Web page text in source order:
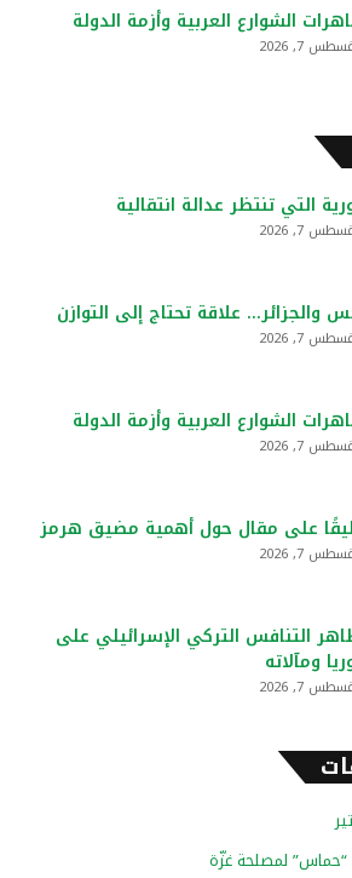
الشوارع العربية وأزمة الدولة
7, 2026
التي تنتظر عدالة انتقالية
7, 2026
والجزائر… علاقة تحتاج إلى التوازن
7, 2026
الشوارع العربية وأزمة الدولة
7, 2026
على مقال حول أهمية مضيق هرمز
7, 2026
التنافس التركي الإسرائيلي على
ومآلاته
7, 2026
“حماس” لمصلحة غزّة